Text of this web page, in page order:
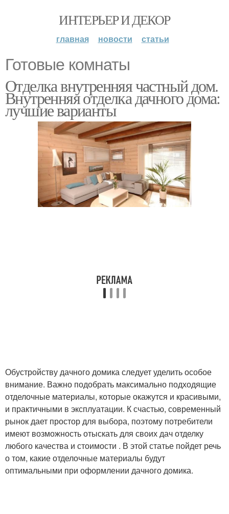
ИНТЕРЬЕР И ДЕКОР
главная новости статьи
Готовые комнаты
Отделка внутренняя частный дом.
Внутренняя отделка дачного дома:
лучшие варианты
Обустройству дачного домика следует уделить особое
внимание. Важно подобрать максимально подходящие
отделочные материалы, которые окажутся и красивыми,
и практичными в эксплуатации. К счастью, современный
рынок дает простор для выбора, поэтому потребители
имеют возможность отыскать для своих дач отделку
любого качества и стоимости . В этой статье пойдет речь
о том, какие отделочные материалы будут
оптимальными при оформлении дачного домика.